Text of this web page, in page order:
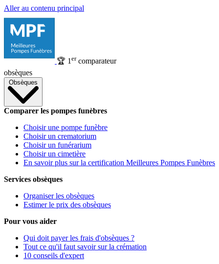
Aller au contenu principal
🏆 1 ercomparateur
obsèques
Obsèques
Comparer les pompes funèbres
Choisir une pompe funèbre
Choisir un crematorium
Choisir un funérarium
Choisir un cimetière
En savoir plus sur la certification Meilleures Pompes Funèbres
Services obsèques
Organiser les obsèques
Estimer le prix des obsèques
Pour vous aider
Qui doit payer les frais d'obsèques ?
Tout ce qu'il faut savoir sur la crémation
10 conseils d'expert